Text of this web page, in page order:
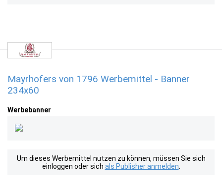
Mayrhofers von 1796 Werbemittel - Banner
234x60
Werbebanner
Um dieses Werbemittel nutzen zu können, müssen Sie sich
einloggen oder sich als Publisher anmelden